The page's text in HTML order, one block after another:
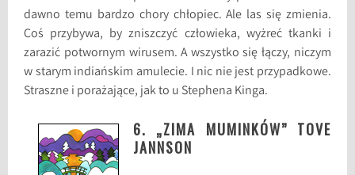
dawno temu bardzo chory chłopiec. Ale las się zmienia.
Coś przybywa, by zniszczyć człowieka, wyżreć tkanki i
zarazić potwornym wirusem. A wszystko się łączy, niczym
w starym indiańskim amulecie. I nic nie jest przypadkowe.
Straszne i porażające, jak to u Stephena Kinga.
6. „ZIMA MUMINKÓW” TOVE
JANNSON